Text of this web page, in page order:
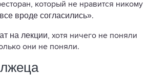
который не нравится никому,
вроде согласились».
на лекции, хотя ничего не поняли
они не поняли.